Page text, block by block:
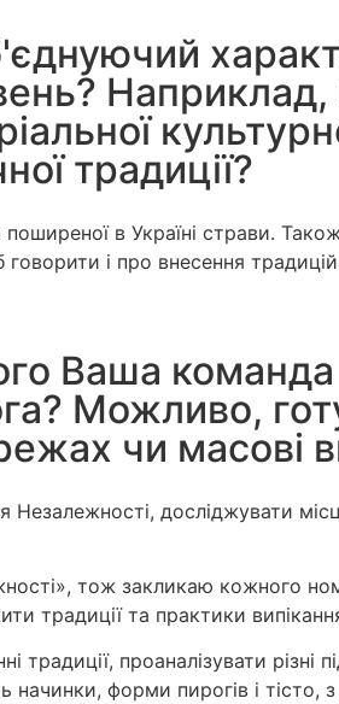
традиції?
в Україні страви.
і про внесення
Ваша команда
Можливо,
чи масові
досліджувати
тож закликаю кожного
традиції та практики
проаналізувати різні
форми пирогів і тісто, з